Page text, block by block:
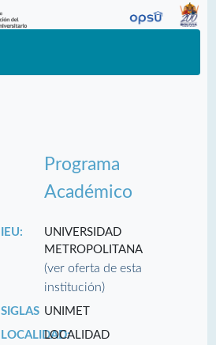
Programa
Académico
IEU:
UNIVERSIDAD
METROPOLITANA
(ver oferta de esta
institución)
SIGLAS UNIMET
LOCALIDAD:LOCALIDAD